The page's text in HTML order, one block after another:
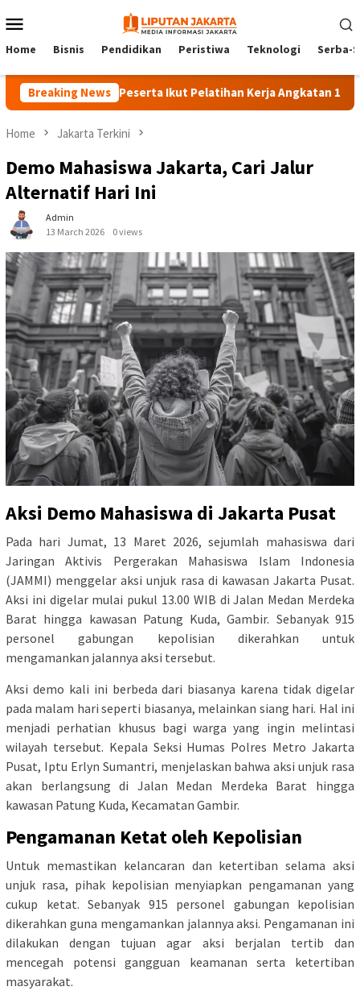
to
Menu
Home Bisnis Pendidikan Peristiwa Teknologi Serba-
Breaking News
140 Peserta Ikut Pelatihan Kerja Angkatan 1 di PPKD
Home Jakarta Terkini
Demo Mahasiswa Jakarta, Cari Jalur
Alternatif Hari Ini
Admin
13 March 2026
0 views
Aksi Demo Mahasiswa di Jakarta Pusat
Pada hari Jumat, 13 Maret 2026, sejumlah mahasiswa dari
Jaringan Aktivis Pergerakan Mahasiswa Islam Indonesia
(JAMMI) menggelar aksi unjuk rasa di kawasan Jakarta Pusat.
Aksi ini digelar mulai pukul 13.00 WIB di Jalan Medan Merdeka
Barat hingga kawasan Patung Kuda, Gambir. Sebanyak 915
personel gabungan kepolisian dikerahkan untuk
mengamankan jalannya aksi tersebut.
Aksi demo kali ini berbeda dari biasanya karena tidak digelar
pada malam hari seperti biasanya, melainkan siang hari. Hal ini
menjadi perhatian khusus bagi warga yang ingin melintasi
wilayah tersebut. Kepala Seksi Humas Polres Metro Jakarta
Pusat, Iptu Erlyn Sumantri, menjelaskan bahwa aksi unjuk rasa
akan berlangsung di Jalan Medan Merdeka Barat hingga
kawasan Patung Kuda, Kecamatan Gambir.
Pengamanan Ketat oleh Kepolisian
Untuk memastikan kelancaran dan ketertiban selama aksi
unjuk rasa, pihak kepolisian menyiapkan pengamanan yang
cukup ketat. Sebanyak 915 personel gabungan kepolisian
dikerahkan guna mengamankan jalannya aksi. Pengamanan ini
dilakukan dengan tujuan agar aksi berjalan tertib dan
mencegah potensi gangguan keamanan serta ketertiban
masyarakat.